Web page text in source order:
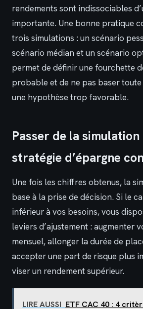
rendements sont indissociables
importante. Une bonne pratique
trois simulations : un scénario
scénario médian et un scénario
permet de définir une fourchette
probable et de ne pas baser
une hypothèse trop favorable.
Passer de la simulation
stratégie d’épargne
Une fois les chiffres obtenus, la
base à la prise de décision. Si le
inférieur à vos besoins, vous
leviers d’ajustement : augmenter
mensuel, allonger la durée de
accepter une part de risque plus
viser un rendement supérieur.
LIRE AUSSI ETF CAC 40 : 4